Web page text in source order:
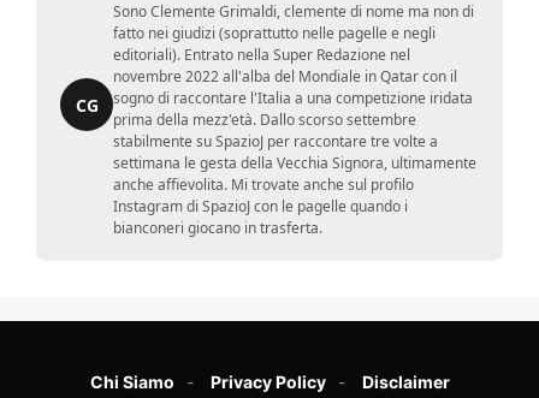
CG
Sono Clemente Grimaldi, clemente di nome ma non di
fatto nei giudizi (soprattutto nelle pagelle e negli
editoriali). Entrato nella Super Redazione nel
novembre 2022 all'alba del Mondiale in Qatar con il
sogno di raccontare l'Italia a una competizione iridata
prima della mezz'età. Dallo scorso settembre
stabilmente su SpazioJ per raccontare tre volte a
settimana le gesta della Vecchia Signora, ultimamente
anche affievolita. Mi trovate anche sul profilo
Instagram di SpazioJ con le pagelle quando i
bianconeri giocano in trasferta.
Chi Siamo Privacy Policy Disclaimer